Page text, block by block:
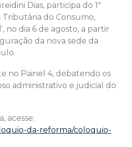
Dias, participa do 1º
do Consumo,
no dia 6 de agosto, a partir
da nova sede da
no Painel 4, debatendo os
administrativo e judicial do
acesse:
da-reforma/coloquio-